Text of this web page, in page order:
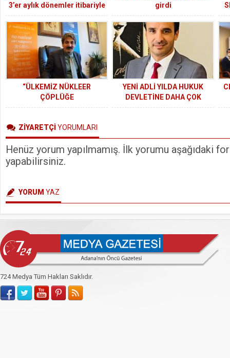
3’er aylık dönemler itibariyle
refah payı dahil, birinci üç
ayda %35 artış istiyoruz.
girdi
“ÜLKEMİZ NÜKLEER
ÇÖPLÜĞE
DÖNÜŞTÜRÜLMESİN”
YENİ ADLİ YILDA HUKUK
DEVLETİNE DAHA ÇOK
İHTİYACIMIZ VAR
ZİYARETÇİYORUMLARI
Henüz yorum yapılmamış. İlk yorumu aşağıdaki
yapabilirsiniz.
YORUM YAZ
724 Medya Tüm Hakları Saklıdır.